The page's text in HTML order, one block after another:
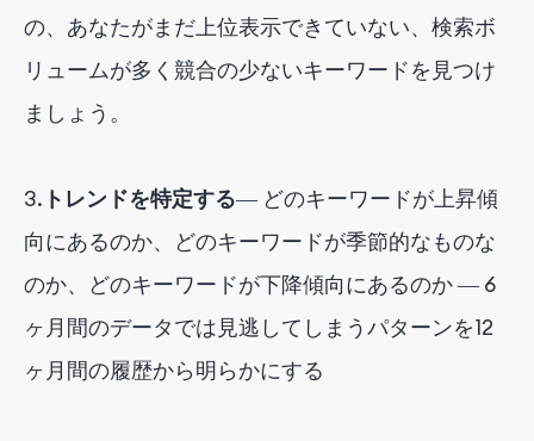
の、あなたがまだ上位表示できていない、検索ボ
リュームが多く競合の少ないキーワードを見つけ
ましょう。
3. トレンドを特定する― どのキーワードが上昇傾
向にあるのか、どのキーワードが季節的なものな
のか、どのキーワードが下降傾向にあるのか ― 6
ヶ月間のデータでは見逃してしまうパターンを12
ヶ月間の履歴から明らかにする